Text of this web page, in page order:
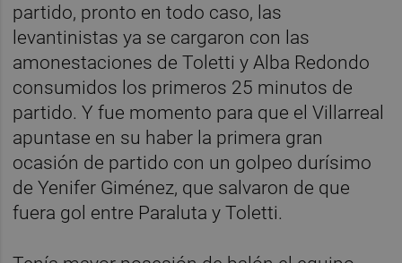
partido, pronto en todo caso, las
levantinistas ya se cargaron con las
amonestaciones de Toletti y Alba Redondo
consumidos los primeros 25 minutos de
partido. Y fue momento para que el Villarreal
apuntase en su haber la primera gran
ocasión de partido con un golpeo durísimo
de Yenifer Giménez, que salvaron de que
fuera gol entre Paraluta y Toletti.